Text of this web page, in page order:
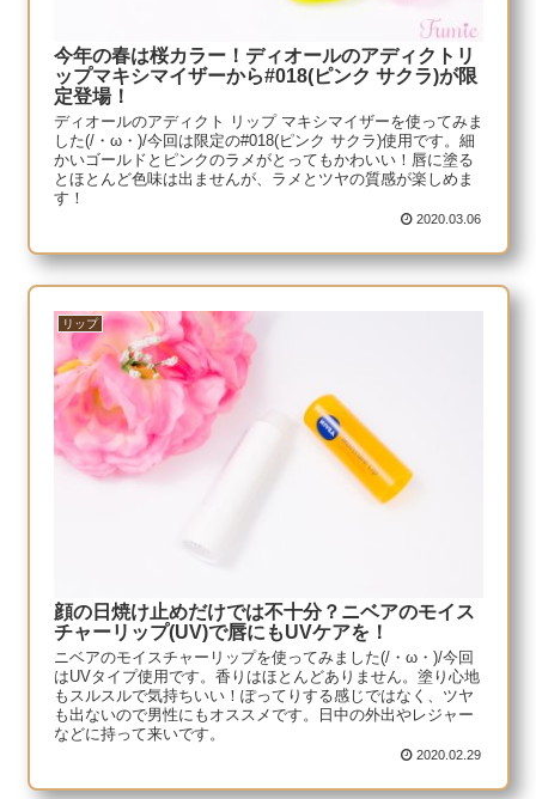
今年の春は桜カラー！ディオールのアディクトリ
ップマキシマイザーから#018(ピンク サクラ)が限
定登場！
ディオールのアディクト リップ マキシマイザーを使ってみま
した(/・ω・)/今回は限定の#018(ピンク サクラ)使用です。細
かいゴールドとピンクのラメがとってもかわいい！唇に塗る
とほとんど色味は出ませんが、ラメとツヤの質感が楽しめま
す！
2020.03.06
リップ
顔の日焼け止めだけでは不十分？ニベアのモイス
チャーリップ(UV)で唇にもUVケアを！
ニベアのモイスチャーリップを使ってみました(/・ω・)/今回
はUVタイプ使用です。香りはほとんどありません。塗り心地
もスルスルで気持ちいい！ぽってりする感じではなく、ツヤ
も出ないので男性にもオススメです。日中の外出やレジャー
などに持って来いです。
2020.02.29